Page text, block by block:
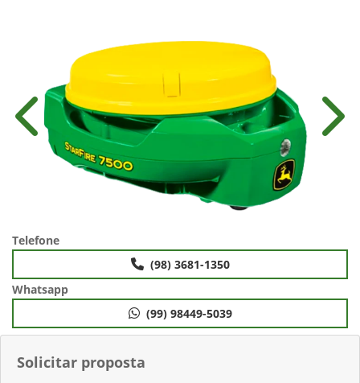
Solicitar proposta
Anterior
Telefone
(98) 3681-1350
Whatsapp
(99) 98449-5039